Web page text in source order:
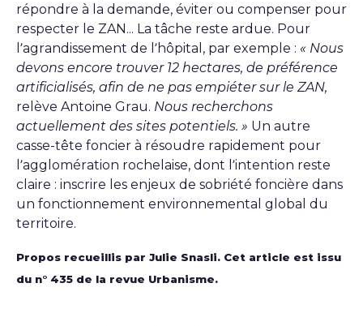
répondre à la demande, éviter ou compenser pour
respecter le ZAN... La tâche reste ardue. Pour
l’agrandissement de l’hôpital, par exemple : « Nous
devons encore trouver 12 hectares, de préférence
artificialisés, afin de ne pas empiéter sur le ZAN,
relève Antoine Grau. Nous recherchons
actuellement des sites potentiels. » Un autre
casse-tête foncier à résoudre rapidement pour
l’agglomération rochelaise, dont l’intention reste
claire : inscrire les enjeux de sobriété foncière dans
un fonctionnement environnemental global du
territoire.
Propos recueillis par Julie Snasli. Cet article est issu
du n° 435 de la revue Urbanisme.